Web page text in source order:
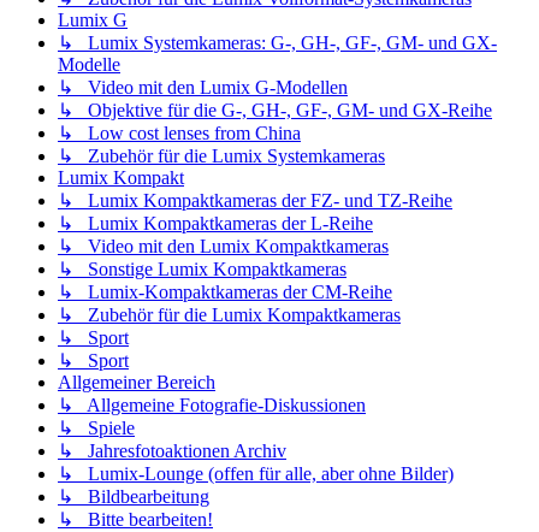
Lumix G
↳ Lumix Systemkameras: G-, GH-, GF-, GM- und GX-
Modelle
↳ Video mit den Lumix G-Modellen
↳ Objektive für die G-, GH-, GF-, GM- und GX-Reihe
↳ Low cost lenses from China
↳ Zubehör für die Lumix Systemkameras
Lumix Kompakt
↳ Lumix Kompaktkameras der FZ- und TZ-Reihe
↳ Lumix Kompaktkameras der L-Reihe
↳ Video mit den Lumix Kompaktkameras
↳ Sonstige Lumix Kompaktkameras
↳ Lumix-Kompaktkameras der CM-Reihe
↳ Zubehör für die Lumix Kompaktkameras
↳ Sport
↳ Sport
Allgemeiner Bereich
↳ Allgemeine Fotografie-Diskussionen
↳ Spiele
↳ Jahresfotoaktionen Archiv
↳ Lumix-Lounge (offen für alle, aber ohne Bilder)
↳ Bildbearbeitung
↳ Bitte bearbeiten!